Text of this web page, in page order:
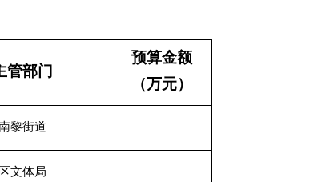
管部门
预算金额
（万元）
黎街道
区文体局